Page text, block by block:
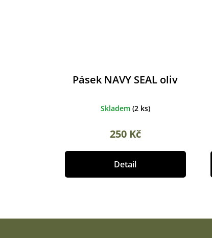
Pásek NAVY SEAL oliv
Skladem (2 ks)
250 Kč
Detail